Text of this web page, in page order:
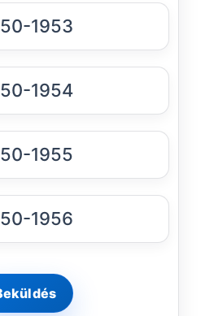
1953
1954
1955
1956